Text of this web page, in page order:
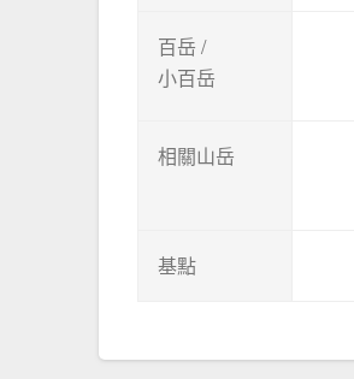
百岳 /
小百岳
相關山岳
基點